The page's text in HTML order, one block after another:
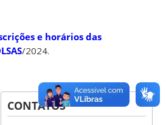
e horários das
/2024.
CONTATOS